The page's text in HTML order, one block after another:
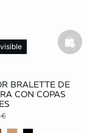
BRALETTE DE
CON COPAS
€